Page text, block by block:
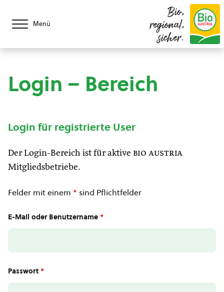
Menü
Bio,
regional,
sicher.
Login – Bereich
Login für registrierte User
Der Login-Bereich ist für aktive bio austria
Mitgliedsbetriebe.
Felder mit einem * sind Pflichtfelder
E-Mail oder Benutzername *
Passwort *